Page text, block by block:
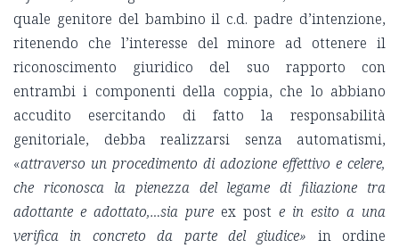
quale genitore del bambino il c.d. padre d’intenzione,
ritenendo che l’interesse del minore ad ottenere il
riconoscimento giuridico del suo rapporto con
entrambi i componenti della coppia, che lo abbiano
accudito esercitando di fatto la responsabilità
genitoriale, debba realizzarsi senza automatismi,
«attraverso un procedimento di adozione effettivo e celere,
che riconosca la pienezza del legame di filiazione tra
adottante e adottato,…sia pure ex post e in esito a una
verifica in concreto da parte del giudice» in ordine